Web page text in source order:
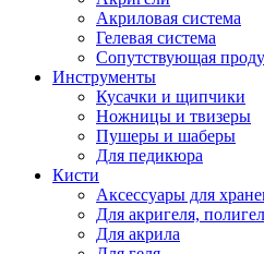
Акриловая система
Гелевая система
Сопутствующая
Инструменты
Кусачки и щипчики
Ножницы и твизеры
Пушеры и шаберы
Для педикюра
Кисти
Аксессуары для
Для акригеля,
Для акрила